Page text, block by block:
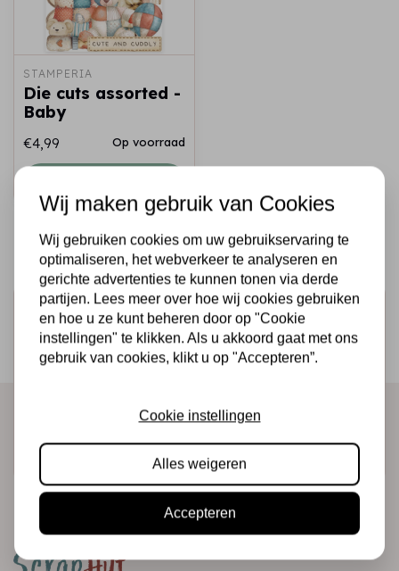
STAMPERIA
Die cuts assorted -
Baby
€4,99 Op voorraad
Schrijf je in voor de nieuwsbrief
Ontvang als eerste onze actie en nieuwe producten
direct in je mailbox!
Abonneer
Wij maken gebruik van Cookies
Wij gebruiken cookies om uw gebruikservaring te
optimaliseren, het webverkeer te analyseren en
gerichte advertenties te kunnen tonen via derde
partijen. Lees meer over hoe wij cookies gebruiken
en hoe u ze kunt beheren door op "Cookie
instellingen" te klikken. Als u akkoord gaat met ons
gebruik van cookies, klikt u op "Accepteren”.
Cookie instellingen
Alles weigeren
Accepteren